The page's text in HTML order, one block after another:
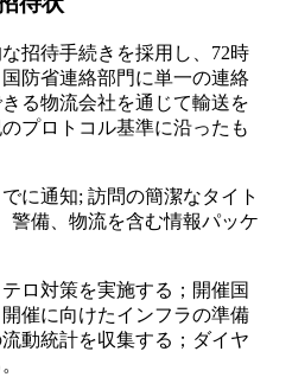
招待手続きを採用し、72時
防省連絡部門に単一の連絡
る物流会社を通じて輸送を
プロトコル基準に沿ったも
に通知; 訪問の簡潔なタイト
警備、物流を含む情報パッケ
ロ対策を実施する；開催国
催に向けたインフラの準備
動統計を収集する；ダイヤ